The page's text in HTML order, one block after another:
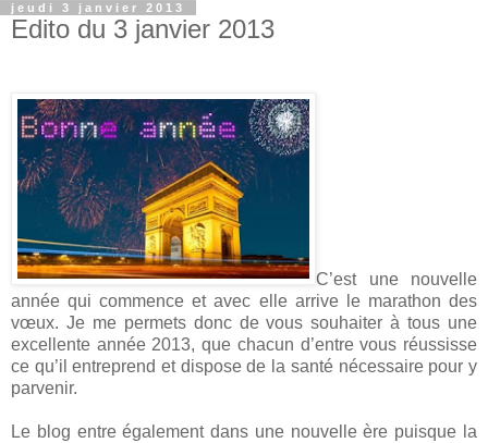
jeudi 3 janvier 2013
Edito du 3 janvier 2013
C’est une nouvelle
année qui commence et avec elle arrive le marathon des
vœux. Je me permets donc de vous souhaiter à tous une
excellente année 2013, que chacun d’entre vous réussisse
ce qu’il entreprend et dispose de la santé nécessaire pour y
parvenir.
Le blog entre également dans une nouvelle ère puisque la